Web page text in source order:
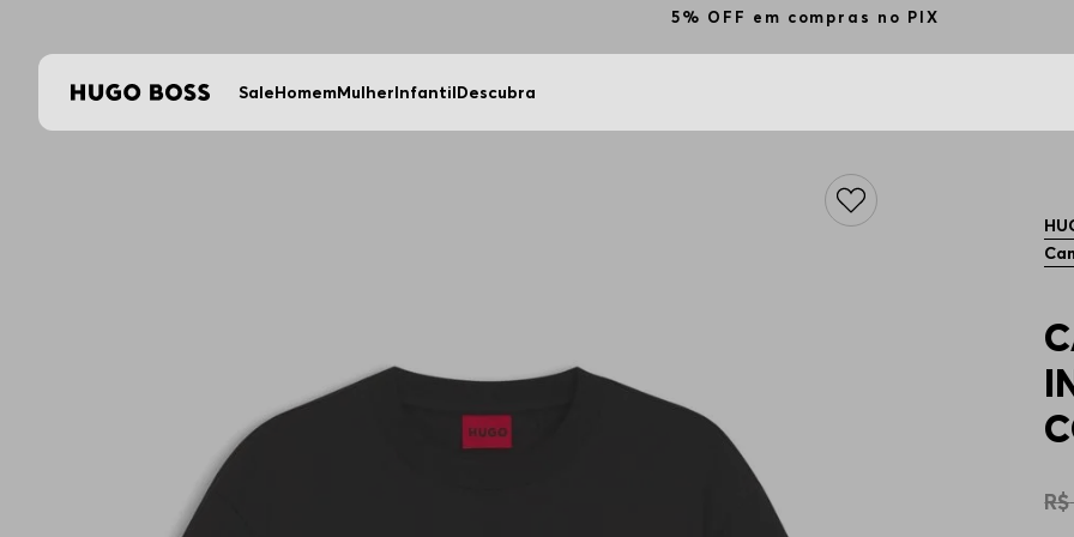
5% OFF em compras no PIX
SaleHomemMulherInfantilDescubra
R$